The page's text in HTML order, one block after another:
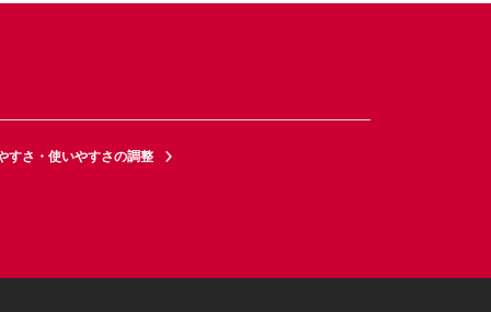
すさ・使いやすさの調整